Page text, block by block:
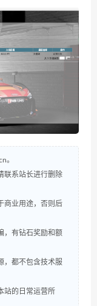
。
联系站长进行删除
商业用途，否则后
，有钻石奖励和额
，都不包含技术服
站的日常运营所